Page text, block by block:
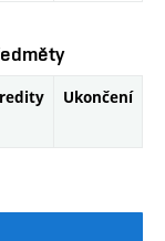
Ukončení